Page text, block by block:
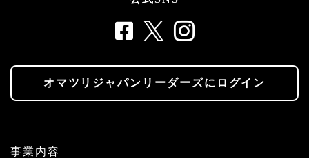
オマツリジャパンリーダーズにログイン
事業内容